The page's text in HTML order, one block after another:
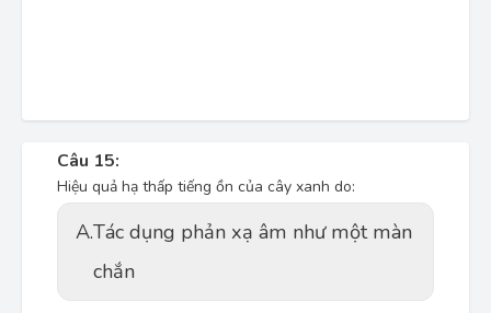
Câu 15:
Hiệu quả hạ thấp tiếng ồn của cây xanh do:
A.Tác dụng phản xạ âm như một màn
chắn